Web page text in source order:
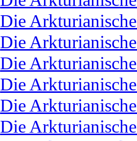
Die
Die
Die
Die
Die
Die